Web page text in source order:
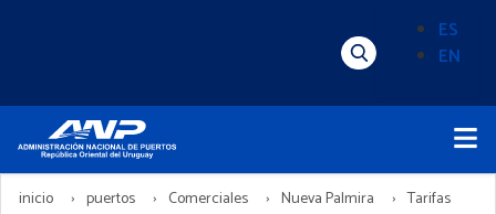
idioma
(Content)
ES
EN
Menú
Principal
inicio puertos Comerciales Nueva Palmira Tarifas